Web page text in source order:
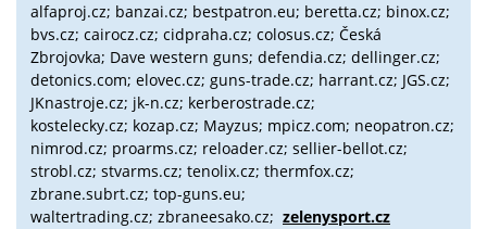
alfaproj.cz; banzai.cz; bestpatron.eu; beretta.cz; binox.cz;
bvs.cz; cairocz.cz; cidpraha.cz; colosus.cz; Česká
Zbrojovka; Dave western guns; defendia.cz; dellinger.cz;
detonics.com; elovec.cz; guns-trade.cz; harrant.cz; JGS.cz;
JKnastroje.cz; jk-n.cz; kerberostrade.cz;
kostelecky.cz; kozap.cz; Mayzus; mpicz.com; neopatron.cz;
nimrod.cz; proarms.cz; reloader.cz; sellier-bellot.cz;
strobl.cz; stvarms.cz; tenolix.cz; thermfox.cz;
zbrane.subrt.cz; top-guns.eu;
waltertrading.cz; zbraneesako.cz; zelenysport.cz